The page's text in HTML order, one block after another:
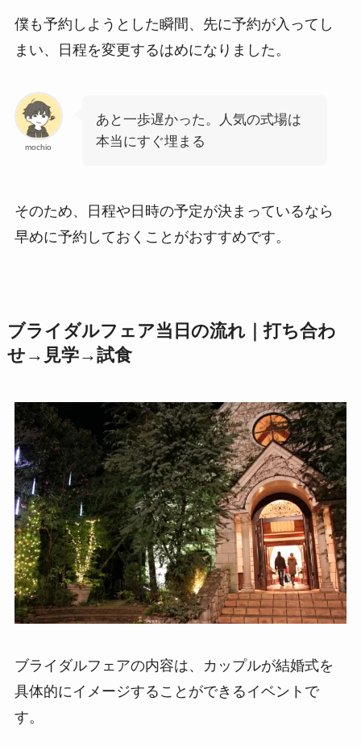
僕も予約しようとした瞬間、先に予約が入ってし
まい、日程を変更するはめになりました。
mochio
あと一歩遅かった。人気の式場は
本当にすぐ埋まる
そのため、日程や日時の予定が決まっているなら
早めに予約しておくことがおすすめです。
ブライダルフェア当日の流れ｜打ち合わ
せ→見学→試食
ブライダルフェアの内容は、カップルが結婚式を
具体的にイメージすることができるイベントで
す。